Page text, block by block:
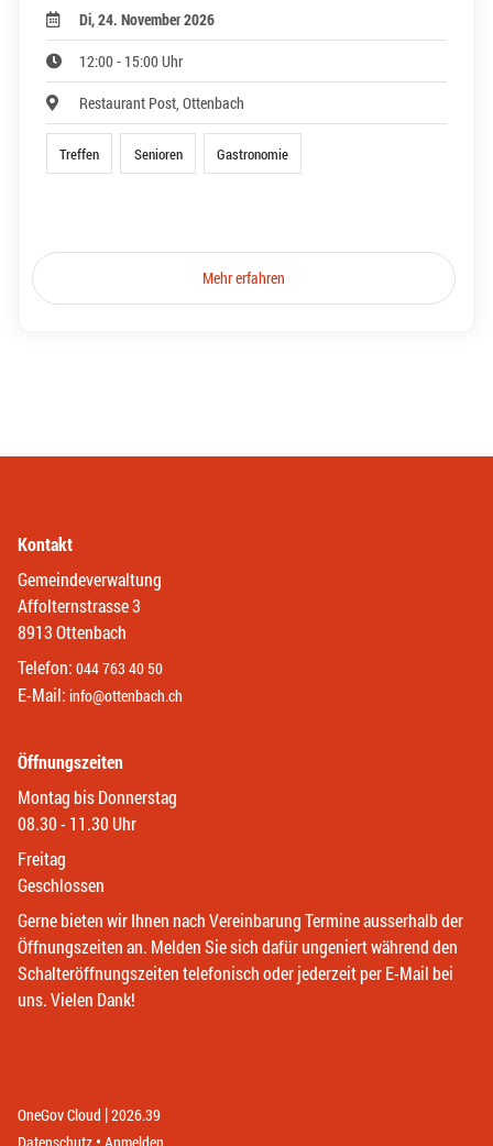
Di, 24. November 2026
12:00 - 15:00 Uhr
Restaurant Post, Ottenbach
Treffen Senioren Gastronomie
Mehr erfahren
Kontakt
Gemeindeverwaltung
Affolternstrasse 3
8913 Ottenbach
Telefon: 044 763 40 50
E-Mail: info@ottenbach.ch
Öffnungszeiten
Montag bis Donnerstag
08.30 - 11.30 Uhr
Freitag
Geschlossen
Gerne bieten wir Ihnen nach Vereinbarung Termine ausserhalb der
Öffnungszeiten an. Melden Sie sich dafür ungeniert während den
Schalteröffnungszeiten telefonisch oder jederzeit per E-Mail bei
uns. Vielen Dank!
OneGov Cloud (External Link)
|2026.39
(External Link)